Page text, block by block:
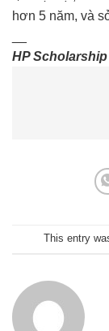
hơn 5 năm, và
HP
This entry